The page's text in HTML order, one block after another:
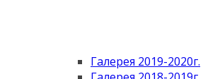
Галерея 2019-2020г.